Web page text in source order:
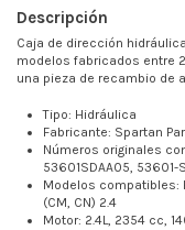
Descripción
Caja de dirección
modelos fabricados entre
una pieza de recambio de
Tipo: Hidráulica
Fabricante: Spartan
Números originales
53601SDAA05, 53601-
Modelos compatibles:
(CM, CN) 2.4
Motor: 2.4L, 2354 cc,